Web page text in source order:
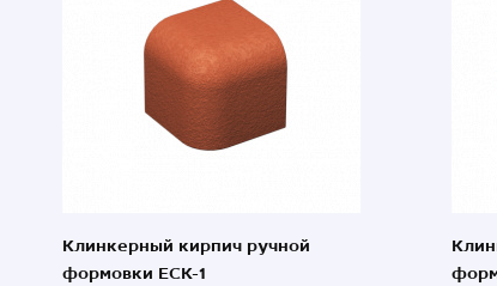
Клинкерный кирпич ручной
формовки ECK-1